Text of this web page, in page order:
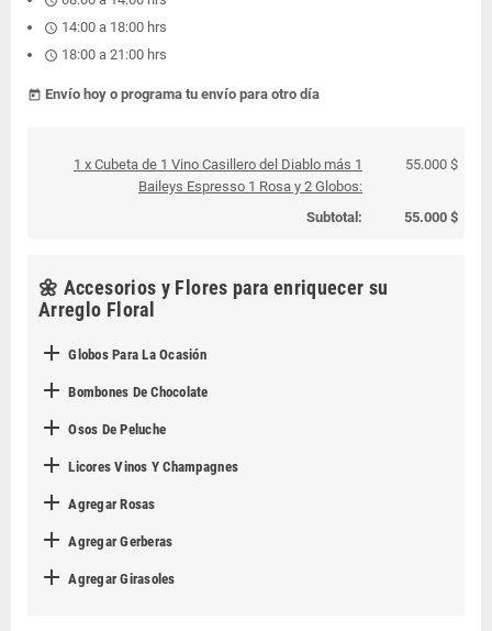
schedule 14:00 a 18:00 hrs
schedule 18:00 a 21:00 hrs
today Envío hoy o programa tu envío para otro día
1 x Cubeta de 1 Vino Casillero del Diablo más 1
Baileys Espresso 1 Rosa y 2 Globos:
55.000 $
Subtotal: 55.000 $
🌼 Accesorios y Flores para enriquecer su
Arreglo Floral
 Globos Para La Ocasión
 Bombones De Chocolate
 Osos De Peluche
 Licores Vinos Y Champagnes
 Agregar Rosas
 Agregar Gerberas
 Agregar Girasoles